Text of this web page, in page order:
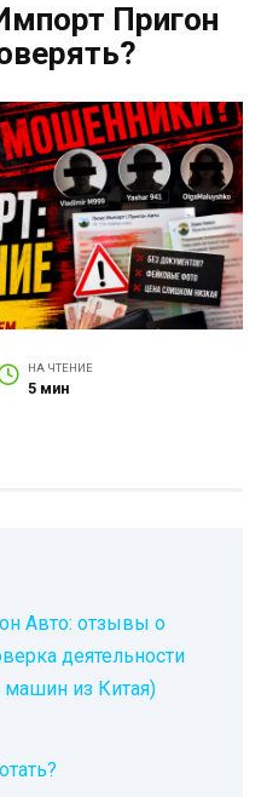
Пригон
НА ЧТЕНИЕ
5 мин
Авто: отзывы о
деятельности
машин из Китая)